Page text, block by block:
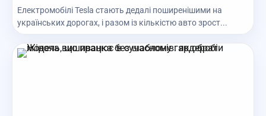
Електромобілі Tesla стають дедалі поширенішими на
українських дорогах, і разом із кількістю авто зрост...